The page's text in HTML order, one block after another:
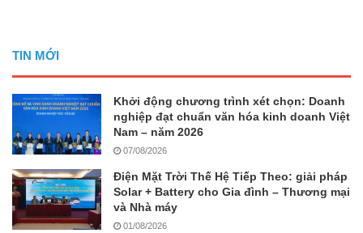
TIN MỚI
Khởi động chương trình xét chọn: Doanh
nghiệp đạt chuẩn văn hóa kinh doanh Việt
Nam – năm 2026
07/08/2026
Điện Mặt Trời Thế Hệ Tiếp Theo: giải pháp
Solar + Battery cho Gia đình – Thương mại
và Nhà máy
01/08/2026